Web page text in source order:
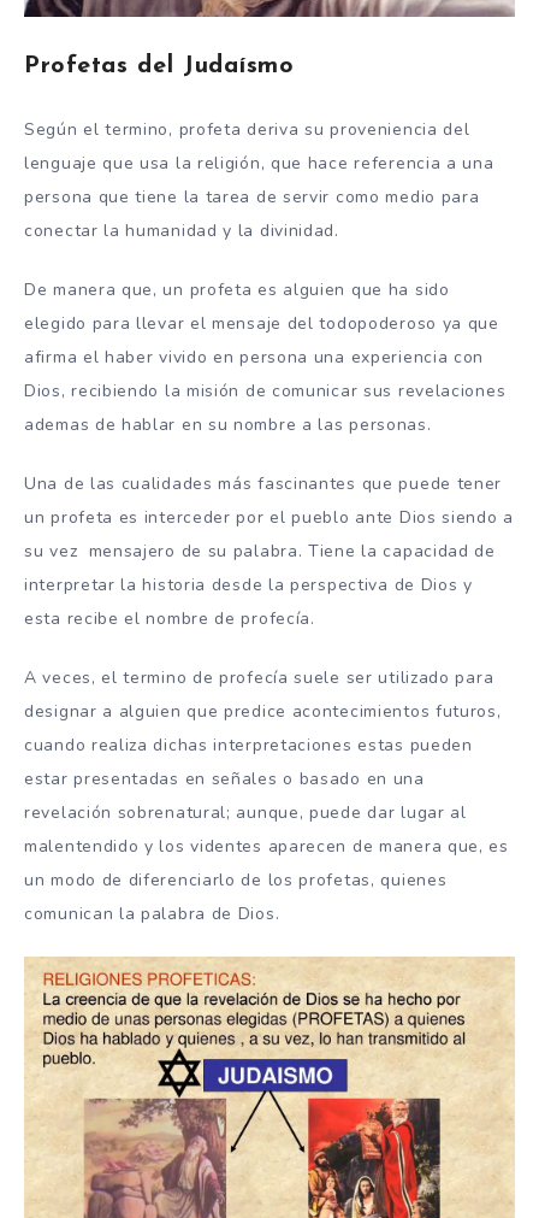
Profetas del Judaísmo
Según el termino, profeta deriva su proveniencia del
lenguaje que usa la religión, que hace referencia a una
persona que tiene la tarea de servir como medio para
conectar la humanidad y la divinidad.
De manera que, un profeta es alguien que ha sido
elegido para llevar el mensaje del todopoderoso ya que
afirma el haber vivido en persona una experiencia con
Dios, recibiendo la misión de comunicar sus revelaciones
ademas de hablar en su nombre a las personas.
Una de las cualidades más fascinantes que puede tener
un profeta es interceder por el pueblo ante Dios siendo a
su vez mensajero de su palabra. Tiene la capacidad de
interpretar la historia desde la perspectiva de Dios y
esta recibe el nombre de profecía.
A veces, el termino de profecía suele ser utilizado para
designar a alguien que predice acontecimientos futuros,
cuando realiza dichas interpretaciones estas pueden
estar presentadas en señales o basado en una
revelación sobrenatural; aunque, puede dar lugar al
malentendido y los videntes aparecen de manera que, es
un modo de diferenciarlo de los profetas, quienes
comunican la palabra de Dios.​